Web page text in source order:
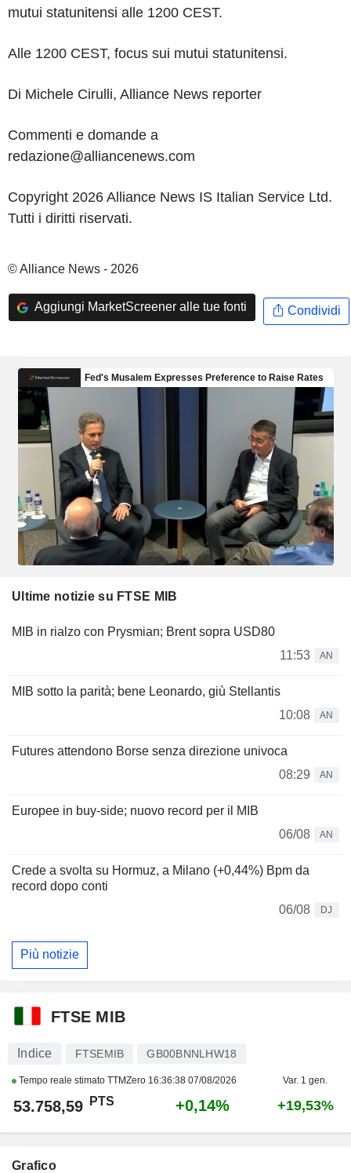
mutui statunitensi alle 1200 CEST.
Alle 1200 CEST, focus sui mutui statunitensi.
Di Michele Cirulli, Alliance News reporter
Commenti e domande a
redazione@alliancenews.com
Copyright 2026 Alliance News IS Italian Service Ltd.
Tutti i diritti riservati.
© Alliance News - 2026
Aggiungi MarketScreener alle tue fonti Condividi
Ultime notizie su FTSE MIB
MIB in rialzo con Prysmian; Brent sopra USD80
11:53
AN
MIB sotto la parità; bene Leonardo, giù Stellantis
10:08
AN
Futures attendono Borse senza direzione univoca
08:29
AN
Europee in buy-side; nuovo record per il MIB
06/08
AN
Crede a svolta su Hormuz, a Milano (+0,44%) Bpm da
record dopo conti
06/08
DJ
Più notizie
FTSE MIB
Indice FTSEMIB GB00BNNLHW18
Tempo reale stimato TTMZero 16:36:38 07/08/2026 Var. 1 gen.
53.758,59 PTS +0,14% +19,53%
Grafico